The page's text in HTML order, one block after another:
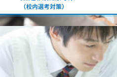
（校内選考対策）